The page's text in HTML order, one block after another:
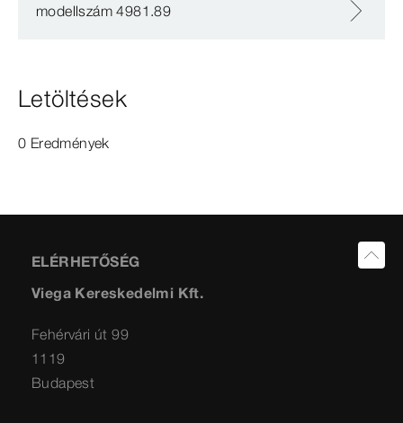
modellszám 4981.89
Letöltések
0 Eredmények
ELÉRHETŐSÉG
Viega Kereskedelmi Kft.
Fehérvári út 99
1119
Budapest